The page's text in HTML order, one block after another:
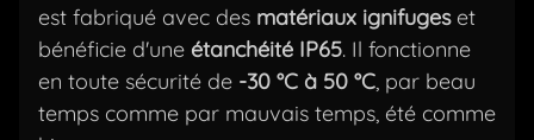
est fabriqué avec des matériaux ignifugeset
bénéficie d'une étanchéité IP65. Il fonctionne
en toute sécurité de -30 °C à 50 °C, par beau
temps comme par mauvais temps, été comme